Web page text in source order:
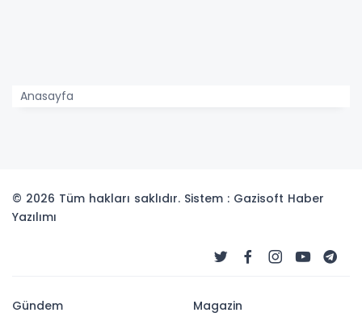
Anasayfa
© 2026 Tüm hakları saklıdır. Sistem : Gazisoft Haber
Yazılımı
Gündem
Magazin